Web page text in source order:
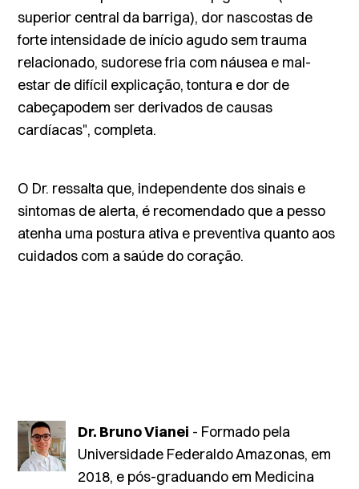
superior central da barriga), dor nascostas de
forte intensidade de início agudo sem trauma
relacionado, sudorese fria com náusea e mal-
estar de difícil explicação, tontura e dor de
cabeçapodem ser derivados de causas
cardíacas", completa.
O Dr. ressalta que, independente dos sinais e
sintomas de alerta, é recomendado que a pesso
atenha uma postura ativa e preventiva quanto aos
cuidados com a saúde do coração.
Dr. Bruno Vianei - Formado pela
Universidade Federaldo Amazonas, em
2018, e pós-graduando em Medicina